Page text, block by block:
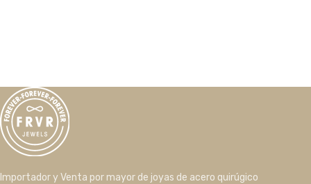
Importador y Venta por mayor de joyas de acero quirúgico